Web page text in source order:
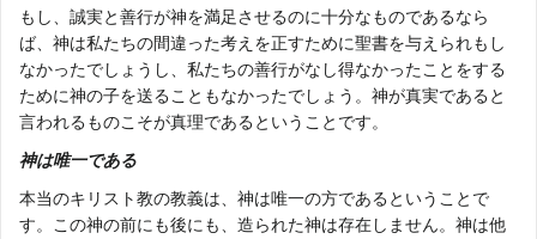
もし、誠実と善行が神を満足させるのに十分なものであるなら
ば、神は私たちの間違った考えを正すために聖書を与えられもし
なかったでしょうし、私たちの善行がなし得なかったことをする
ために神の子を送ることもなかったでしょう。神が真実であると
言われるものこそが真理であるということです。
神は唯一である
本当のキリスト教の教義は、神は唯一の方であるということで
す。この神の前にも後にも、造られた神は存在しません。神は他